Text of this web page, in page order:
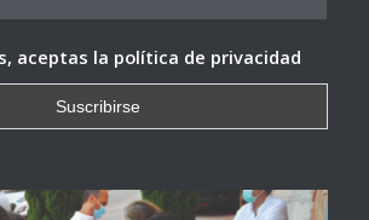
aceptas la política de privacidad